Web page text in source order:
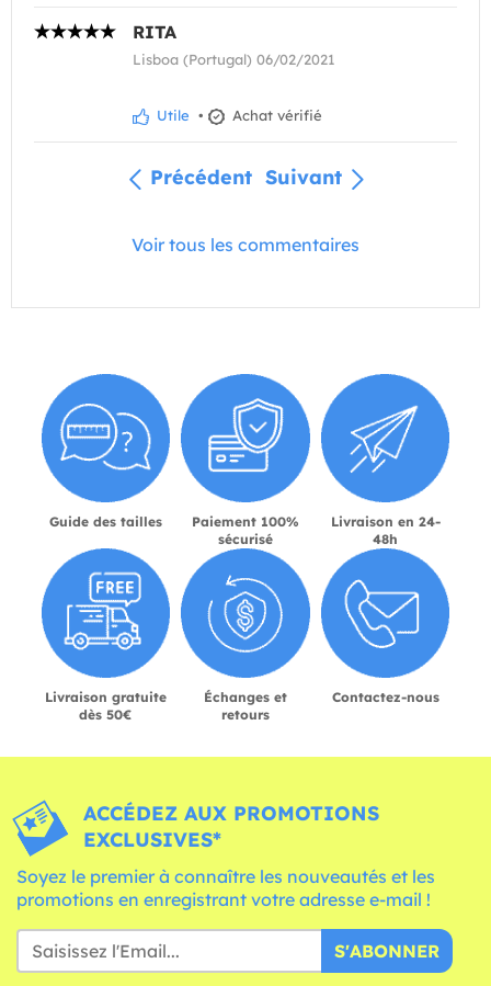
RITA
Lisboa (Portugal) 06/02/2021
Utile • Achat vérifié
Précédent Suivant
Voir tous les commentaires
Guide des tailles
Paiement 100%
sécurisé
Livraison en 24-
48h
Livraison gratuite
dès 50€
Échanges et
retours
Contactez-nous
ACCÉDEZ AUX PROMOTIONS
EXCLUSIVES*
Soyez le premier à connaître les nouveautés et les
promotions en enregistrant votre adresse e-mail !
S'ABONNER